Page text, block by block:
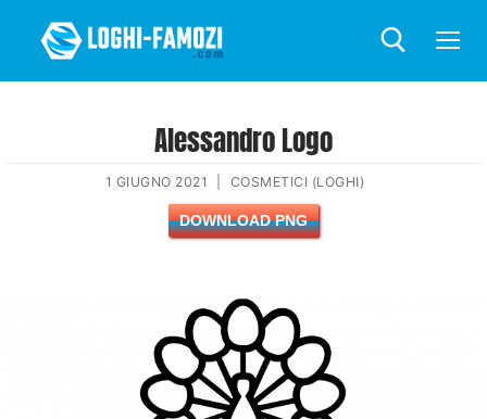
Alessandro Logo
1 GIUGNO 2021 COSMETICI (LOGHI)
DOWNLOAD PNG